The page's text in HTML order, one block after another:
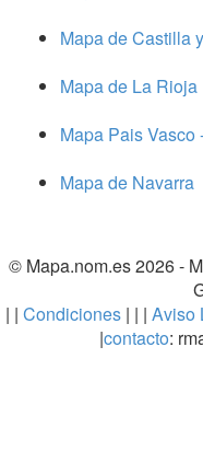
Mapa de Castilla
Mapa de La Rioja
Mapa Pais Vasco
Mapa de Navarra
© Mapa.nom.es 2026 -
| | Condiciones| | | Aviso
|contacto: